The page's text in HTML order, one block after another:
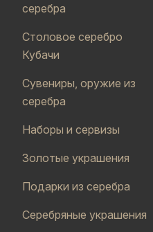
серебра
Столовое серебро
Кубачи
Сувениры, оружие из
серебра
Наборы и сервизы
Золотые украшения
Подарки из серебра
Серебряные украшения